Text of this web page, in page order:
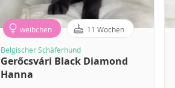
weibchen 11 Wochen
Belgischer Schäferhund
Gerőcsvári Black Diamond
Hanna